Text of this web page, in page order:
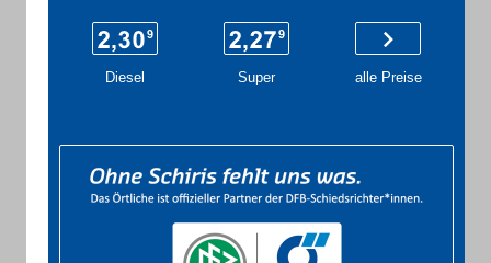
Diesel Super alle Preise